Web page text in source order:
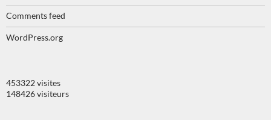
Comments feed
WordPress.org
453322 visites
148426 visiteurs